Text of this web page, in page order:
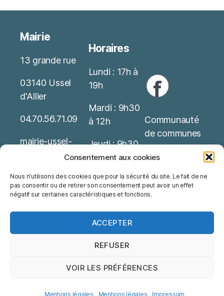
Consentement aux cookies
Nous n'utilisons des cookies que pour la sécurité du site. Le fait de ne
pas consentir ou de retirer son consentement peut avoir un effet
négatif sur certaines caractéristiques et fonctions.
ACCEPTER
REFUSER
VOIR LES PRÉFÉRENCES
Mentions légales Mentions légales Impressum
Mairie
13 grande rue
03140 Ussel
d'Allier
04.70.56.71.09
mairie-ussel-
allier(at)wanado
Mentions
Horaires
Lundi : 17h à
19h
Mardi : 9h30
à 12h
Jeudi : 9h30
à 12h
Possibilité de
rendez-vous
Communauté
de communes
Service Public
Office de
tourisme
Ussel d'Allier